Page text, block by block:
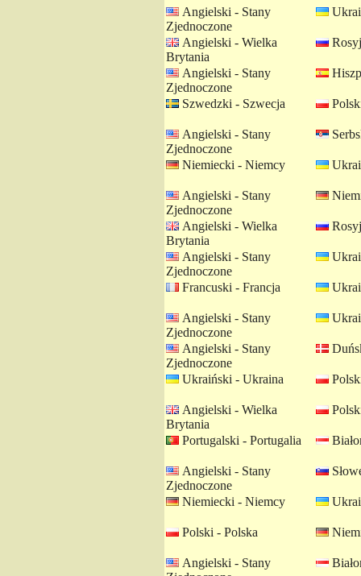
Angielski - Stany
Zjednoczone
Angielski - Wielka
Brytania
Angielski - Stany
Zjednoczone
Szwedzki - Szwecja
Angielski - Stany
Zjednoczone
Niemiecki - Niemcy
Angielski - Stany
Zjednoczone
Angielski - Wielka
Brytania
Angielski - Stany
Zjednoczone
Francuski - Francja
Angielski - Stany
Zjednoczone
Angielski - Stany
Zjednoczone
Ukraiński - Ukraina
Angielski - Wielka
Brytania
Portugalski - Portugalia
Angielski - Stany
Zjednoczone
Niemiecki - Niemcy
Polski - Polska
Angielski - Stany